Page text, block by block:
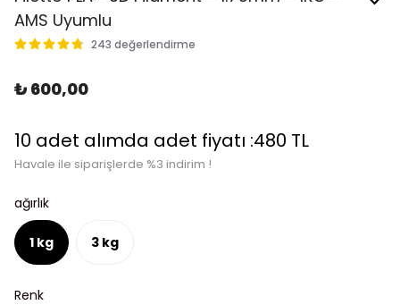
AMS Uyumlu
243 değerlendirme
₺ 600,00
10 adet alımda adet fiyatı :480 TL
Havale ile siparişlerde %3 indirim !
ağırlık
1 kg 3 kg
Renk